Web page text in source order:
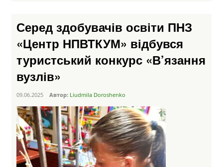
Серед здобувачів освіти ПНЗ
«Центр НПВТКУМ» відбувся
туристський конкурс «В’язання
вузлів»
09.06.2025 Автор: Liudmila Doroshenko